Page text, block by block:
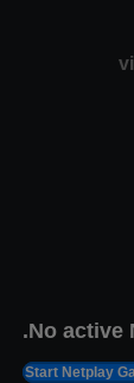
No active
Start Netplay